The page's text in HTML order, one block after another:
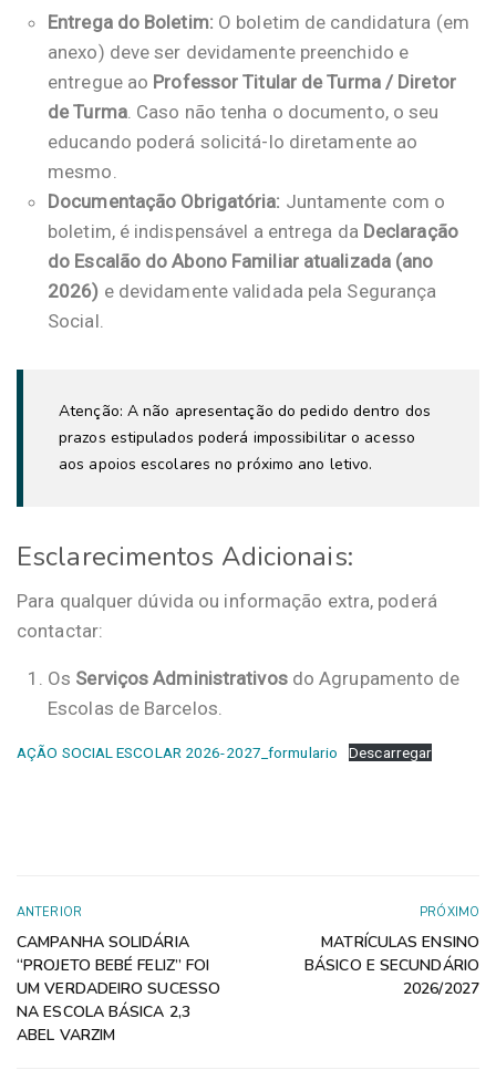
Entrega do Boletim: O boletim de candidatura (em
anexo) deve ser devidamente preenchido e
entregue ao Professor Titular de Turma / Diretor
de Turma. Caso não tenha o documento, o seu
educando poderá solicitá-lo diretamente ao
mesmo.
Documentação Obrigatória: Juntamente com o
boletim, é indispensável a entrega da Declaração
do Escalão do Abono Familiar atualizada (ano
2026) e devidamente validada pela Segurança
Social.
Atenção: A não apresentação do pedido dentro dos
prazos estipulados poderá impossibilitar o acesso
aos apoios escolares no próximo ano letivo.
Esclarecimentos Adicionais:
Para qualquer dúvida ou informação extra, poderá
contactar:
Os Serviços Administrativosdo Agrupamento de
Escolas de Barcelos.
AÇÃO SOCIAL ESCOLAR 2026-2027_formulario Descarregar
ANTERIOR
CAMPANHA SOLIDÁRIA
“PROJETO BEBÉ FELIZ” FOI
UM VERDADEIRO SUCESSO
NA ESCOLA BÁSICA 2,3
ABEL VARZIM
PRÓXIMO
MATRÍCULAS ENSINO
BÁSICO E SECUNDÁRIO
2026/2027